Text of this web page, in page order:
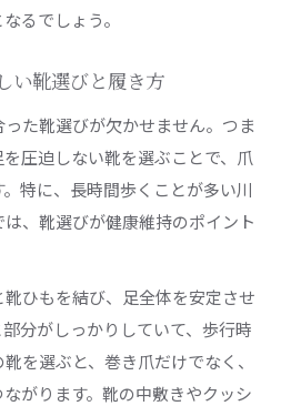
るでしょう。
い靴選びと履き方
た靴選びが欠かせません。つま
圧迫しない靴を選ぶことで、爪
特に、長時間歩くことが多い川
、靴選びが健康維持のポイント
ひもを結び、足全体を安定させ
分がしっかりしていて、歩行時
を選ぶと、巻き爪だけでなく、
がります。靴の中敷きやクッシ